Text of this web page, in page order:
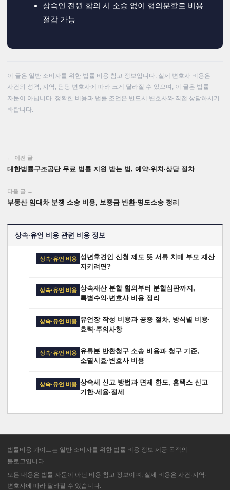
상속인 전원 합의 시 소송 없이 협의분할로 비용
절감 가능
이 글은 일반 소비자를 위한 법률 비용 참고 정보입니다. 실제 변호사 비용은
사건의 성격, 지역, 담당 변호사에 따라 크게 달라질 수 있으며, 이 글은 법률
자문이 아닙니다. 정확한 비용과 법률 조언은 반드시 변호사와 직접 상담하시기
바랍니다.
이전 글
대한법률구조공단 무료 법률 지원 받는 법, 예약·위치·상담 절차
다음 글
부동산 임대차 분쟁 소송 비용, 보증금 반환·명도소송 정리
상속·유언 비용 관련 비용 정보
상속·유언 비용 성년후견인 신청 제도 뜻 서류 치매 부모 재산
지키려면?
상속·유언 비용 상속재산 분할 협의부터 분할심판까지,
특별수익·변호사 비용 정리
상속·유언 비용 유언장 작성 비용과 공증 절차, 방식별 비용·
효력·주의사항
상속·유언 비용 유류분 반환청구 소송 비용과 청구 기준,
소멸시효·변호사 비용
상속·유언 비용 상속세 신고 방법과 면제 한도, 홈택스 신고
기한·세율·절세
법률비용 가이드는 일반 소비자를 위한 법률 비용 정보 제공 목적의
블로그입니다.
모든 내용은 법률 자문이 아닌 비용 참고 정보이며, 실제 비용은 사건·지역·
변호사에 따라 달라질 수 있습니다.